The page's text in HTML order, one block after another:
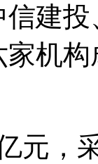
建
机
元，